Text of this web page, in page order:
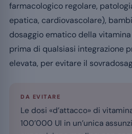
farmacologico regolare,
epatica, cardiovascolare),
dosaggio ematico della
prima di qualsiasi integrazione
elevata, per evitare il
DA EVITARE
Le dosi «d’attacco» di
100’000 UI in un’unica